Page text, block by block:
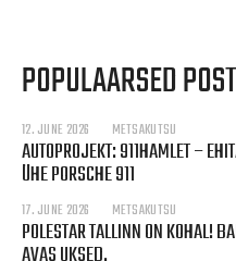
POPULAARSED
12. JUNE 2026 METSAKUTSU
AUTOPROJEKT: 911HAMLET –
ÜHE PORSCHE 911
17. JUNE 2026 METSAKUTSU
POLESTAR TALLINN ON KOHAL!